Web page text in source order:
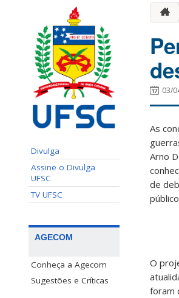
Divulga
Assine o Divulga
UFSC
TV UFSC
AGECOM
Conheça a Agecom
Sugestões e Críticas
03/
As
Arno
de
O
foram